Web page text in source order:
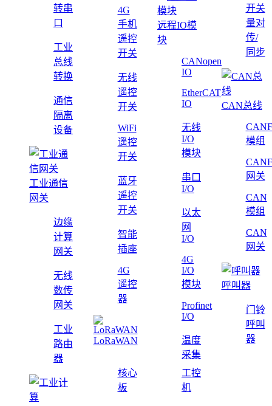
转串
口
工业
总线
转换
通信
隔离
设备
工业通信
网关
边缘
计算
网关
无线
数传
网关
工业
路由
器
4G
手机
遥控
开关
无线
遥控
开关
WiFi
遥控
开关
蓝牙
遥控
开关
智能
插座
4G
遥控
器
LoRaWAN
远程IO模
块
CANopen
IO
EtherCAT
IO
无线
I/O
模块
串口
I/O
以太
网
I/O
4G
I/O
模块
Profinet
I/O
温度
采集
开关
量对
传/
同步
CAN总线
模组
网关
CAN
模组
CAN
网关
呼叫器
门铃
呼叫
器
核心
板
工控
机